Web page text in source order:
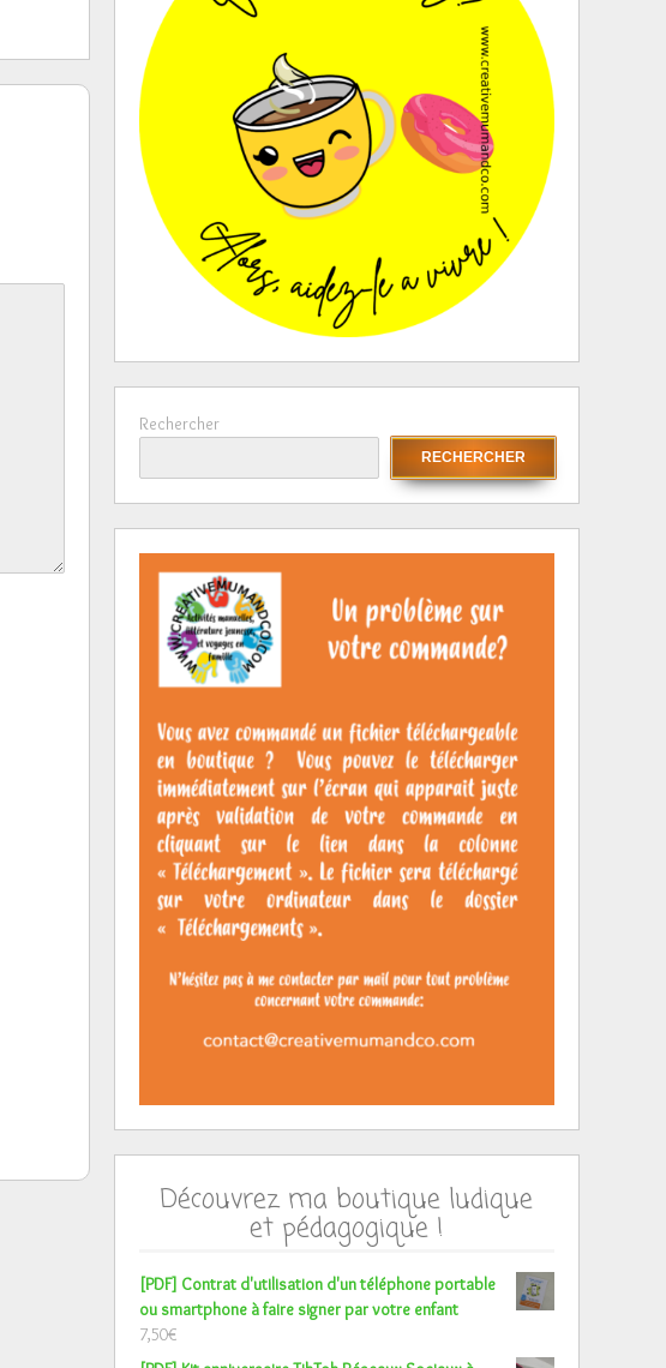
Rechercher
RECHERCHER
Découvrez ma boutique ludique
et pédagogique !
[PDF] Contrat d'utilisation d'un téléphone portable
ou smartphone à faire signer par votre enfant
7,50€